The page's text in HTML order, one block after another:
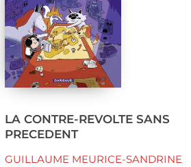
LA CONTRE-REVOLTE SANS
PRECEDENT
GUILLAUME MEURICE-SANDRINE